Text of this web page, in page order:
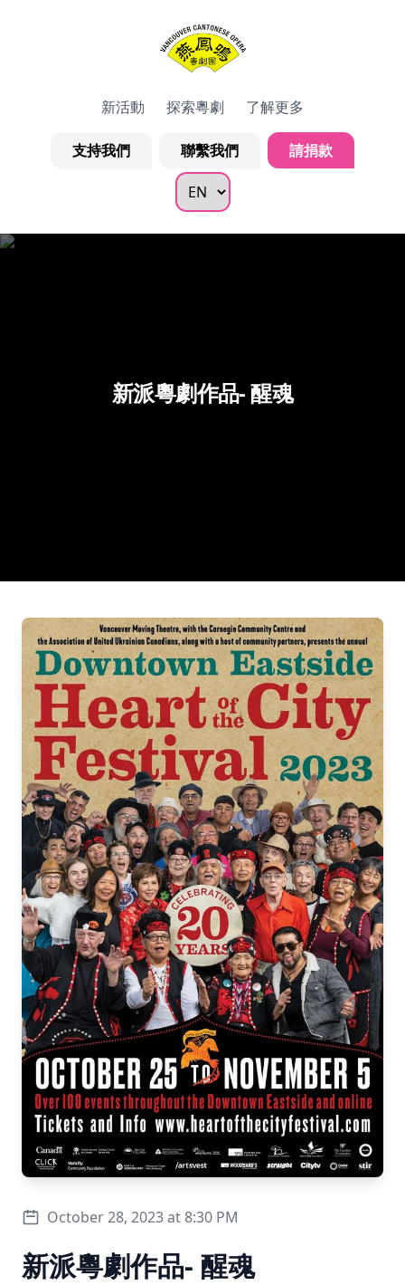
新活動 探索粵劇 了解更多
支持我們 聯繫我們 請捐款
新派粵劇作品- 醒魂
October 28, 2023at8:30 PM
新派粵劇作品- 醒魂